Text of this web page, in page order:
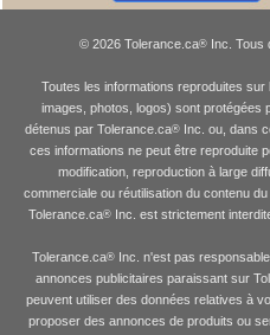
© 2026 Tolerance.ca®Inc. Tous
Toutes les informations reproduites sur
images, photos, logos) sont protégées
détenus par Tolerance.ca® Inc. ou, dans
ces informations ne peut être reproduite
modification, reproduction à large
commerciale ou réutilisation du contenu
Tolerance.ca® Inc. est strictement
Tolerance.ca® Inc. n'est pas
annonces publicitaires paraissant sur
peuvent utiliser des données relatives à
proposer des annonces de produits ou